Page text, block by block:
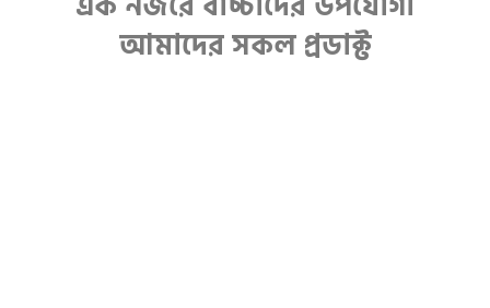
আমাদের সকল প্রডাক্ট